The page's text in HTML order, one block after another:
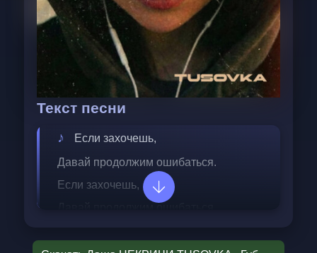
Текст песни
Если захочешь,
Давай продолжим ошибаться.
Если захочешь,